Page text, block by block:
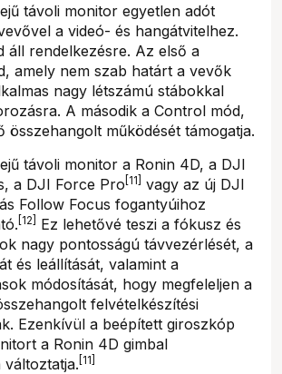
távoli monitor egyetlen adót
a videó- és hangátvitelhez.
áll rendelkezésre. Az első a
amely nem szab határt a vevők
nagy létszámú stábokkal
A második a Control mód,
összehangolt működését támogatja.
távoli monitor a Ronin 4D, a DJI
a DJI Force Pro [11] vagy az új DJI
Follow Focus fogantyúihoz
[12] Ez lehetővé teszi a fókusz és
nagy pontosságú távvezérlését, a
és leállítását, valamint a
módosítását, hogy megfeleljen a
felvételkészítési
Ezenkívül a beépített giroszkóp
a Ronin 4D gimbal
[11]